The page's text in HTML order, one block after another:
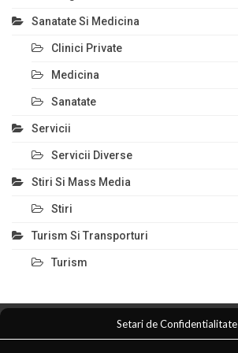
Sanatate Si Medicina
Clinici Private
Medicina
Sanatate
Servicii
Servicii Diverse
Stiri Si Mass Media
Stiri
Turism Si Transporturi
Turism
Comert Si Magazine Magazin Online
Setari de Confidentialitate